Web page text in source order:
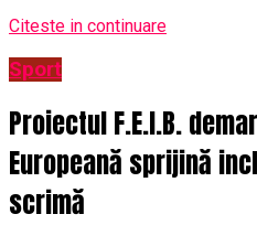
Citeste in continuare
Sport
Proiectul F.E.I.B.
Europeană sprijină
scrimă